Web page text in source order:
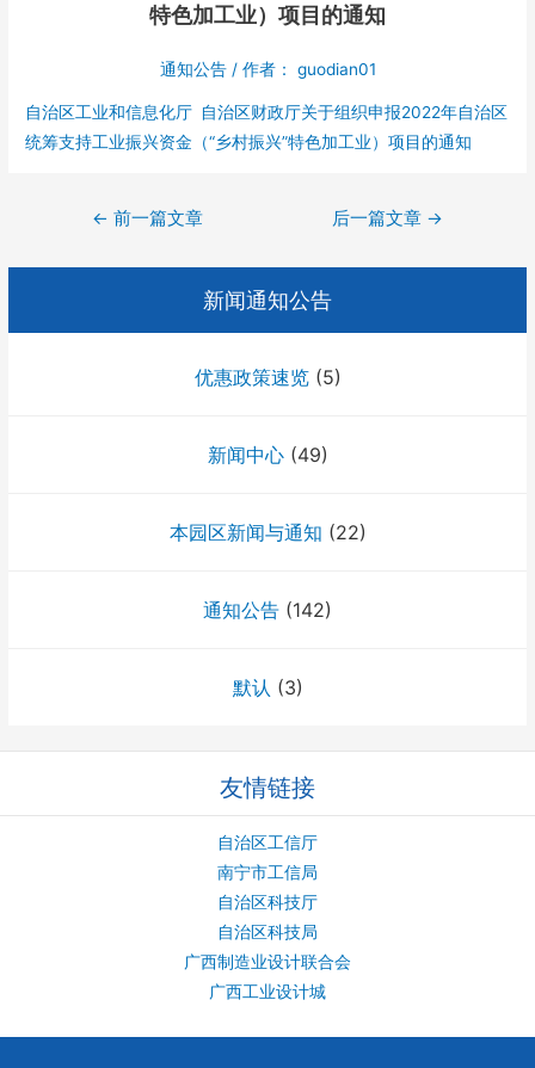
新闻通知公告
优惠政策速览(5)
新闻中心(49)
本园区新闻与通知 (22)
通知公告 (142)
默认 (3)
特色加工业）项目的通知
通知公告/ 作者： guodian01
自治区工业和信息化厅 自治区财政厅关于组织申报2022年自治区
统筹支持工业振兴资金（“乡村振兴”特色加工业）项目的通知
导
← 前一篇文章 后一篇文章 →
友情链接
自治区工信厅
南宁市工信局
自治区科技厅
自治区科技局
广西制造业设计联合会
广西工业设计城